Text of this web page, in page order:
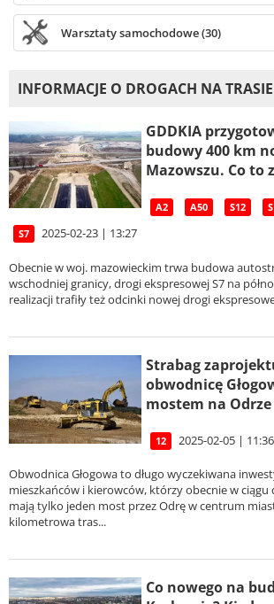
Warsztaty samochodowe (30)
INFORMACJE O DROGACH NA TRASIE
GDDKIA
budowy 400 km
Mazowszu. Co to
A2 A50 S12
S7 2025-02-23 | 13:27
Obecnie w woj. mazowieckim trwa budowa
wschodniej granicy, drogi ekspresowej S7 na
realizacji trafiły też odcinki nowej drogi
Strabag
obwodnicę
mostem na Odrze
12 2025-02-05 | 11:36
Obwodnica Głogowa to długo wyczekiwana
mieszkańców i kierowców, którzy obecnie w ciągu
mają tylko jeden most przez Odrę w centrum
kilometrowa tras...
Co nowego na